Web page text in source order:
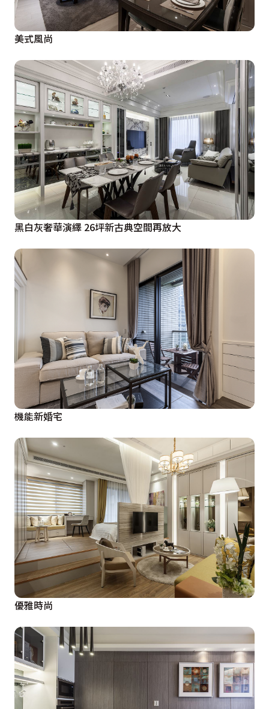
美式風尚
黑白灰奢華演繹 26坪新古典空間再放大
機能新婚宅
優雅時尚